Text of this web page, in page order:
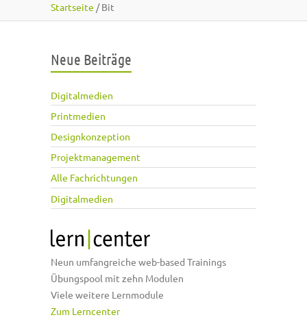
Startseite / Bit
Neue Beiträge
Digitalmedien
Printmedien
Designkonzeption
Projektmanagement
Alle Fachrichtungen
Digitalmedien
Neun umfangreiche web-based Trainings
Übungspool mit zehn Modulen
Viele weitere Lernmodule
Zum Lerncenter